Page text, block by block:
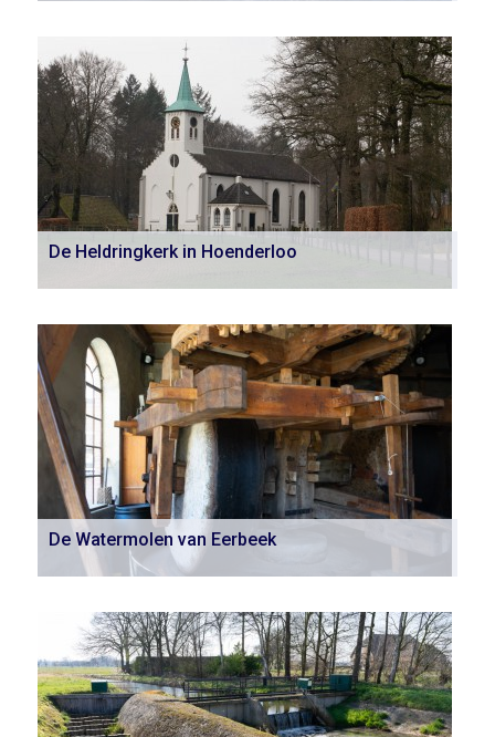
De Heldringkerk in Hoenderloo
De Watermolen van Eerbeek